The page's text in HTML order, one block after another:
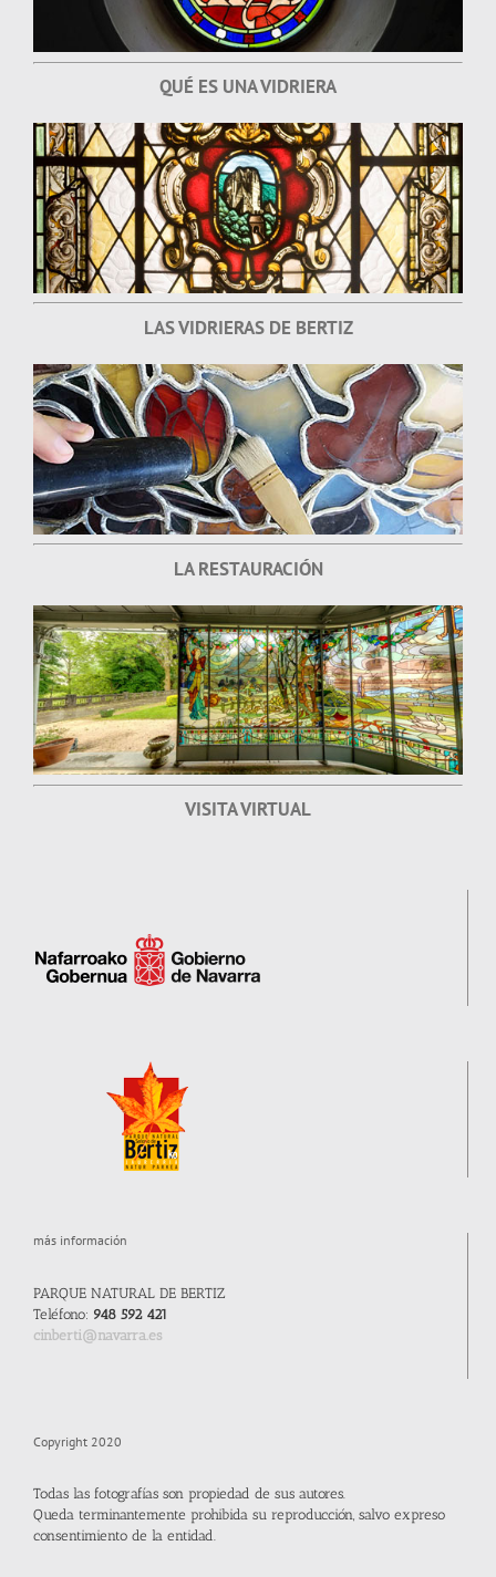
QUÉ ES UNA VIDRIERA
LAS VIDRIERAS DE BERTIZ
LA RESTAURACIÓN
VISITA VIRTUAL
más información
PARQUE NATURAL DE BERTIZ
Teléfono: 948 592 421
cinberti@navarra.es
Copyright 2020
Todas las fotografías son propiedad de sus autores.
Queda terminantemente prohibida su reproducción, salvo expreso
consentimiento de la entidad.